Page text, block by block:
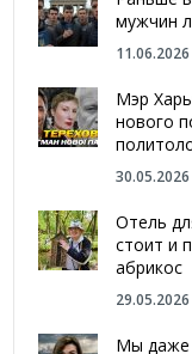
мужчин
11.06.2026
Мэр
нового
30.05.2026
Отель
стоит и
абрикос
29.05.2026
Мы даже